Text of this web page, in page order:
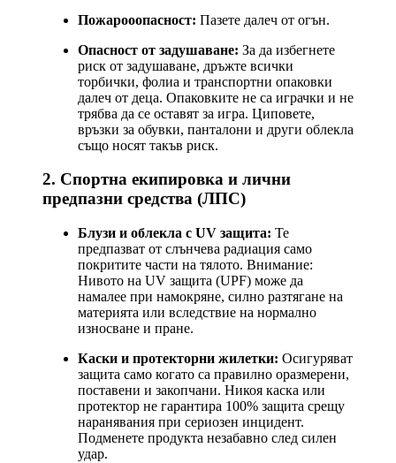
Пожарооопасност: Пазете далеч от огън.
Опасност от задушаване: За да избегнете
риск от задушаване, дръжте всички
торбички, фолиа и транспортни опаковки
далеч от деца. Опаковките не са играчки и не
трябва да се оставят за игра. Циповете,
връзки за обувки, панталони и други облекла
също носят такъв риск.
2. Спортна екипировка и лични
предпазни средства (ЛПС)
Блузи и облекла с UV защита: Те
предпазват от слънчева радиация само
покритите части на тялото. Внимание:
Нивото на UV защита (UPF) може да
намалее при намокряне, силно разтягане на
материята или вследствие на нормално
износване и пране.
Каски и протекторни жилетки: Осигуряват
защита само когато са правилно оразмерени,
поставени и закопчани. Никоя каска или
протектор не гарантира 100% защита срещу
наранявания при сериозен инцидент.
Подменете продукта незабавно след силен
удар.